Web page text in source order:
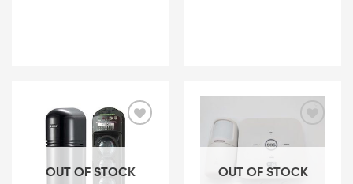
OUT OF STOCK
to
OUT OF STOCK